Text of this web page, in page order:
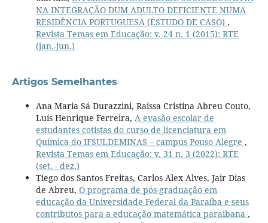
NA INTEGRAÇÃO DUM ADULTO DEFICIENTE NUMA
RESIDÊNCIA PORTUGUESA (ESTUDO DE CASO) ,
Revista Temas em Educação: v. 24 n. 1 (2015): RTE
(jan.-jun.)
Artigos Semelhantes
Ana Maria Sá Durazzini, Raissa Cristina Abreu Couto,
Luís Henrique Ferreira, A evasão escolar de
estudantes cotistas do curso de licenciatura em
Química do IFSULDEMINAS – campus Pouso Alegre ,
Revista Temas em Educação: v. 31 n. 3 (2022): RTE
(set. - dez.)
Tiego dos Santos Freitas, Carlos Alex Alves, Jair Dias
de Abreu, O programa de pós-graduação em
educação da Universidade Federal da Paraíba e seus
contributos para a educação matemática paraibana ,